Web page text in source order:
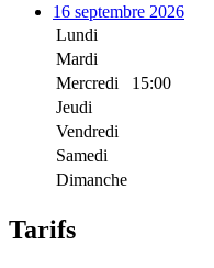
16 septembre 2026
Lundi
Mardi
Mercredi
15:00
Jeudi
Vendredi
Samedi
Dimanche
Tarifs